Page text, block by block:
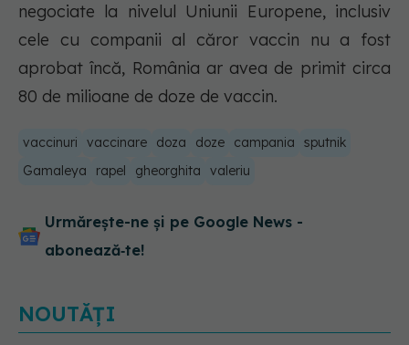
negociate la nivelul Uniunii Europene, inclusiv
cele cu companii al căror vaccin nu a fost
aprobat încă, România ar avea de primit circa
80 de milioane de doze de vaccin.
vaccinuri vaccinare doza doze campania
sputnik
Gamaleya
rapel gheorghita valeriu
Urmărește-ne și pe Google News -
abonează‑te!
NOUTĂȚI